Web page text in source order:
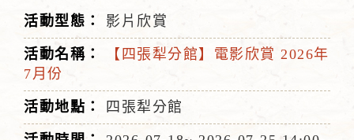
影片欣賞
【四張犁分館】電影欣賞 2026年
7月份
四張犁分館